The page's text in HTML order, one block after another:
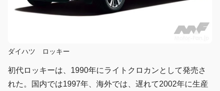
ダイハツ ロッキー
初代ロッキーは、1990年にライトクロカンとして発売さ
れた。国内では1997年、海外では、遅れて2002年に生産